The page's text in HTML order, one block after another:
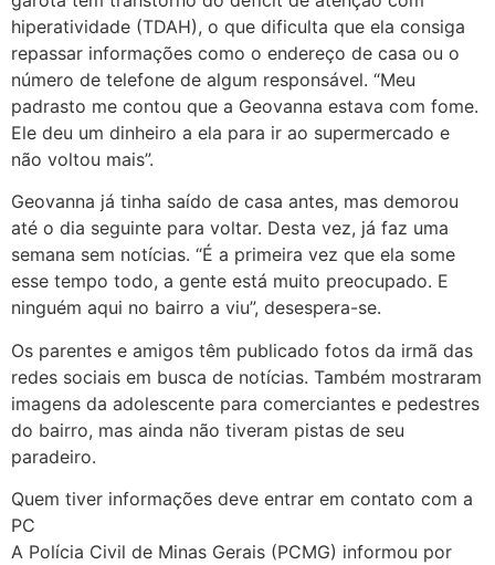
hiperatividade (TDAH), o que dificulta que ela consiga
repassar informações como o endereço de casa ou o
número de telefone de algum responsável. “Meu
padrasto me contou que a Geovanna estava com fome.
Ele deu um dinheiro a ela para ir ao supermercado e
não voltou mais”.
Geovanna já tinha saído de casa antes, mas demorou
até o dia seguinte para voltar. Desta vez, já faz uma
semana sem notícias. “É a primeira vez que ela some
esse tempo todo, a gente está muito preocupado. E
ninguém aqui no bairro a viu”, desespera-se.
Os parentes e amigos têm publicado fotos da irmã das
redes sociais em busca de notícias. Também mostraram
imagens da adolescente para comerciantes e pedestres
do bairro, mas ainda não tiveram pistas de seu
paradeiro.
Quem tiver informações deve entrar em contato com a
PC
A Polícia Civil de Minas Gerais (PCMG) informou por